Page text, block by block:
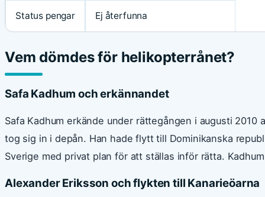
Status pengar Ej återfunna
Vem dömdes för helikopterrånet?
Safa Kadhum och erkännandet
Safa Kadhum erkände under rättegången i augusti
tog sig in i depån. Han hade flytt till Dominikanska
Sverige med privat plan för att ställas inför rätta.
Alexander Eriksson och flykten till Kanarieöarna